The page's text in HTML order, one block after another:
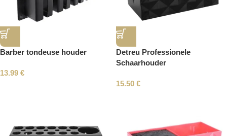
Barber tondeuse houder
13.99 €
Detreu Professionele
Schaarhouder
15.50 €